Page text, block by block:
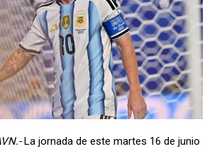
La jornada de este martes 16 de junio